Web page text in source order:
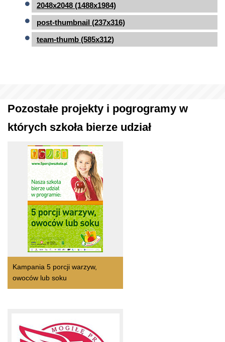
2048x2048 (1488x1984)
post-thumbnail (237x316)
team-thumb (585x312)
Pozostałe projekty i pogrogramy w
których szkoła bierze udział
Kampania 5 porcji warzyw,
owoców lub soku